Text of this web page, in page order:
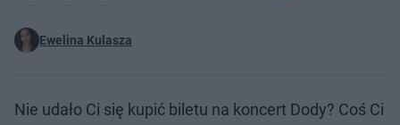
Ewelina Kulasza
Nie udało Ci się kupić biletu na koncert Dody? Coś Ci